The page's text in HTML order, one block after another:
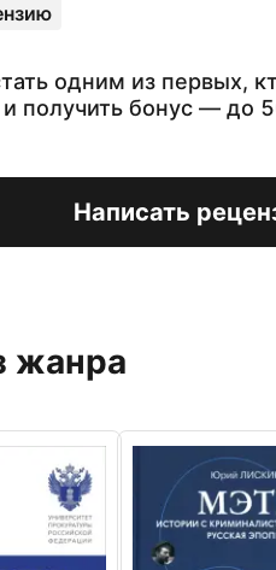
одним из первых,
и получить бонус — до
Написать
жанра